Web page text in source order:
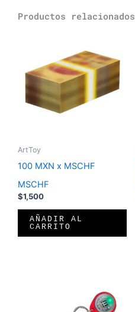
Productos relacionados
ArtToy
100 MXN x MSCHF
MSCHF
$1,500
AÑADIR AL
CARRITO